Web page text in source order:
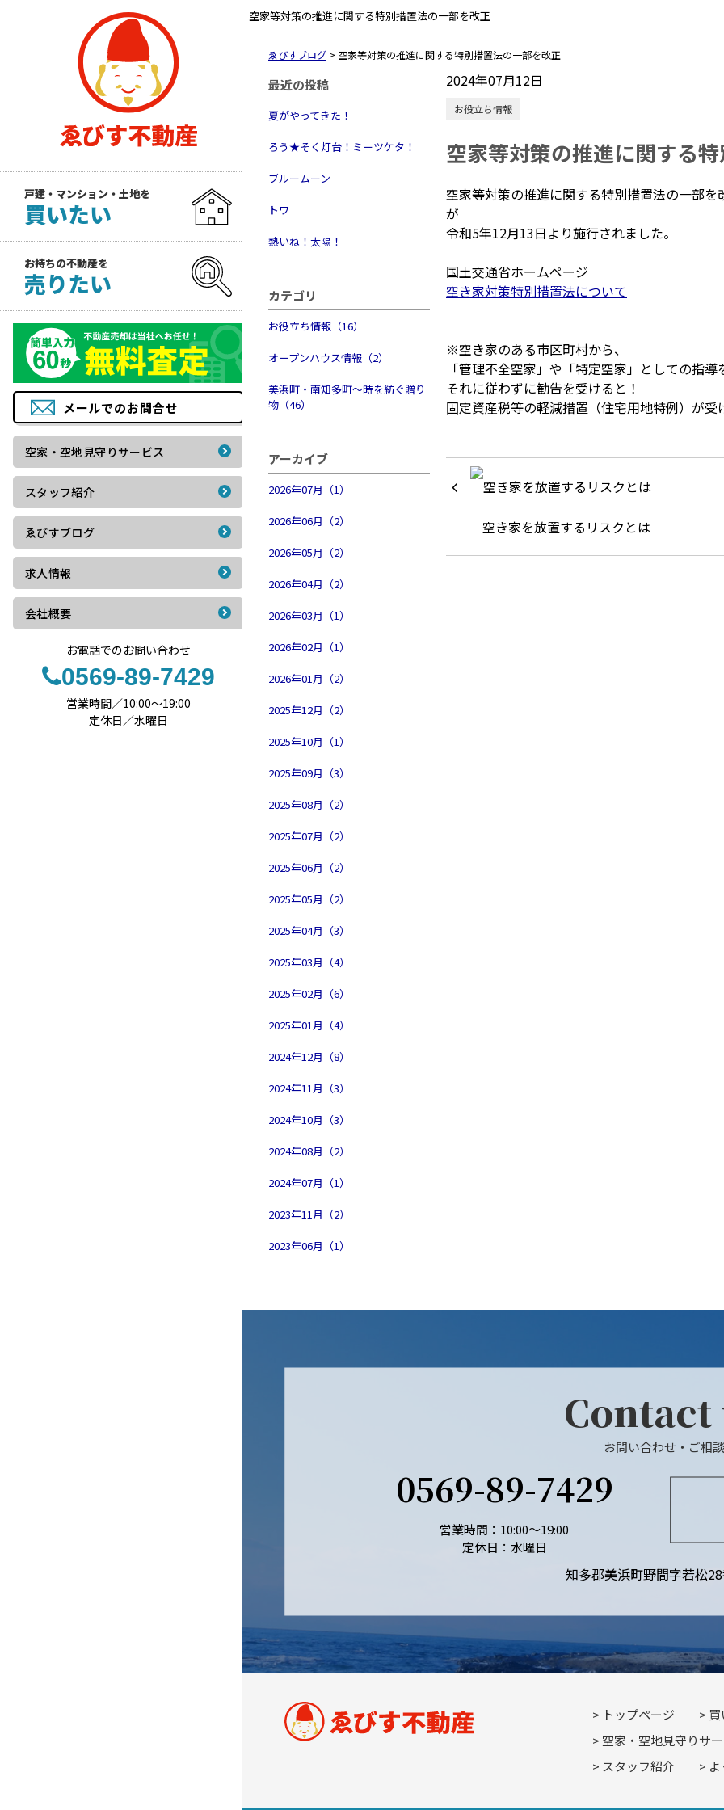
戸建・マンション・土地を
買いたい
お持ちの不動産を
売りたい
メールでのお問合せ
空家・空地見守りサービス
スタッフ紹介
ゑびすブログ
求人情報
会社概要
お電話でのお問い合わせ
0569-89-7429
営業時間／10:00〜19:00
定休日／水曜日
空家等対策の推進に関する特別措置法の一部を改正
ゑびすブログ > 空家等対策の推進に関する特別措置法の一部を改正
最近の投稿
夏がやってきた！
ろう★そく灯台！ミーツケタ！
ブルームーン
トワ
熱いね！太陽！
カテゴリ
お役立ち情報（16）
オープンハウス情報（2）
美浜町・南知多町～時を紡ぐ贈り
物（46）
アーカイブ
2026年07月（1）
2026年06月（2）
2026年05月（2）
2026年04月（2）
2026年03月（1）
2026年02月（1）
2026年01月（2）
2025年12月（2）
2025年10月（1）
2025年09月（3）
2025年08月（2）
2025年07月（2）
2025年06月（2）
2025年05月（2）
2025年04月（3）
2025年03月（4）
2025年02月（6）
2025年01月（4）
2024年12月（8）
2024年11月（3）
2024年10月（3）
2024年08月（2）
2024年07月（1）
2023年11月（2）
2023年06月（1）
2024年07月12日
お役立ち情報
空家等対策の推進に関する
空家等対策の推進に関する特別措置法の一部を
が
令和5年12月13日より施行されました。
国土交通省ホームページ
空き家対策特別措置法について
※空き家のある市区町村から、
「管理不全空家」や「特定空家」としての指導
それに従わずに勧告を受けると！
固定資産税等の軽減措置（住宅用地特例）が受
空き家を放置するリスクとは
Contact
お問い合わせ・ご相談
0569-89-7429
営業時間：10:00〜19:00
定休日：水曜日
知多郡美浜町野間字若松
トップページ
空家・空地見守りサ
スタッフ紹介